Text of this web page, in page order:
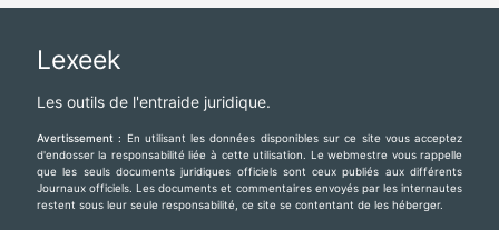
Lexeek
Les outils de l'entraide juridique.
Avertissement : En utilisant les données disponibles sur ce site vous acceptez
d'endosser la responsabilité liée à cette utilisation. Le webmestre vous rappelle
que les seuls documents juridiques officiels sont ceux publiés aux différents
Journaux officiels. Les documents et commentaires envoyés par les internautes
restent sous leur seule responsabilité, ce site se contentant de les héberger.